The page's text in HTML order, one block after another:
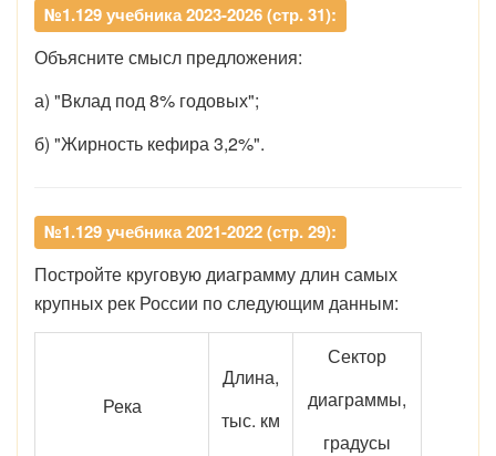
№1.129 учебника 2023-2026 (стр. 31):
Объясните смысл предложения:
а) "Вклад под 8% годовых";
б) "Жирность кефира 3,2%".
№1.129 учебника 2021-2022 (стр. 29):
Постройте круговую диаграмму длин самых
крупных рек России по следующим данным:
Река
Длина,
тыс. км
Сектор
диаграммы,
градусы